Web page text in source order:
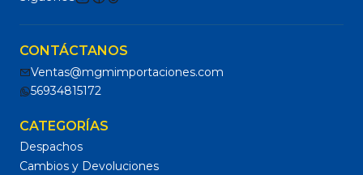
CONTÁCTANOS
Ventas@mgmimportaciones.com
56934815172
CATEGORÍAS
Despachos
Cambios y Devoluciones